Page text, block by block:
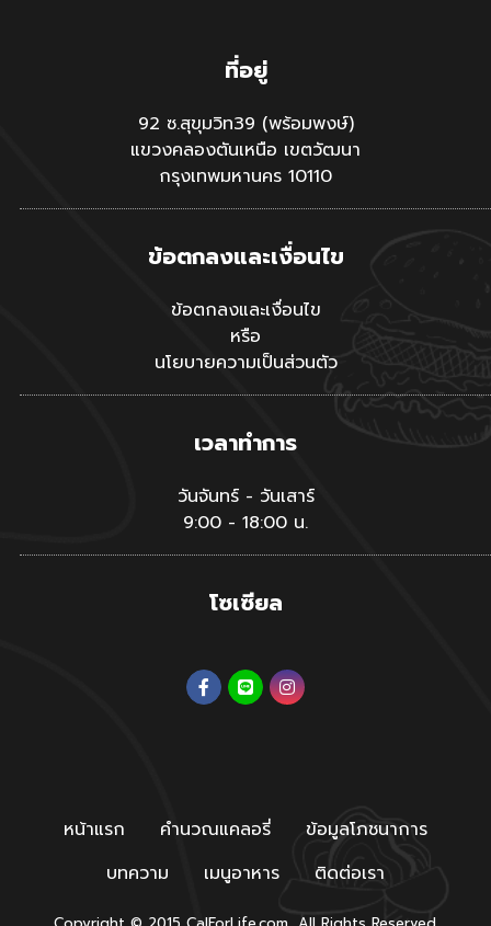
ที่อยู่
92 ซ.สุขุมวิท39 (พร้อมพงษ์)
แขวงคลองตันเหนือ เขตวัฒนา
กรุงเทพมหานคร 10110
ข้อตกลงและเงื่อนไข
ข้อตกลงและเงื่อนไข
หรือ
นโยบายความเป็นส่วนตัว
เวลาทำการ
วันจันทร์ - วันเสาร์
9:00 - 18:00 น.
โซเซียล
หน้าแรก คำนวณแคลอรี่
ข้อมูลโภชนาการ
บทความ
เมนูอาหาร ติดต่อเรา